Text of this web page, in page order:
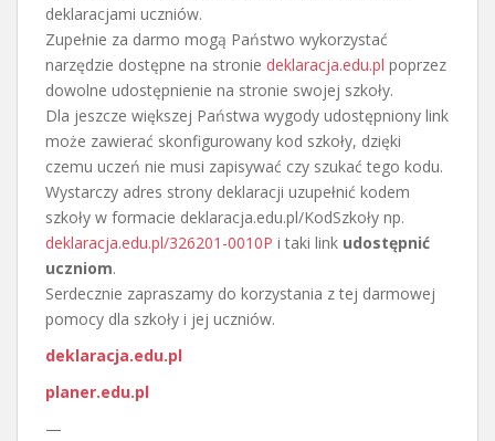
deklaracjami uczniów.
Zupełnie za darmo mogą Państwo wykorzystać
narzędzie dostępne na stronie deklaracja.edu.pl poprzez
dowolne udostępnienie na stronie swojej szkoły.
Dla jeszcze większej Państwa wygody udostępniony link
może zawierać skonfigurowany kod szkoły, dzięki
czemu uczeń nie musi zapisywać czy szukać tego kodu.
Wystarczy adres strony deklaracji uzupełnić kodem
szkoły w formacie deklaracja.edu.pl/KodSzkoły np.
deklaracja.edu.pl/326201-0010P i taki link udostępnić
uczniom.
Serdecznie zapraszamy do korzystania z tej darmowej
pomocy dla szkoły i jej uczniów.
deklaracja.edu.pl
planer.edu.pl
—